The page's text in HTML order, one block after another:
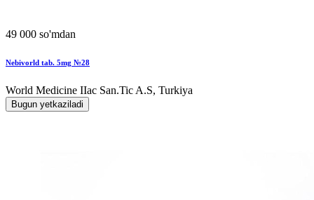
49 000 so'mdan
Nebivorld tab. 5mg №28
World Мedicine IIac San.Tic A.S, Turkiya
Bugun yetkaziladi